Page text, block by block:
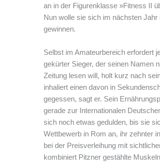
an in der Figurenklasse »Fitness II
Nun wolle sie sich im nächsten
gewinnen.
Selbst im Amateurbereich erfordert
gekürter Sieger, der seinen Namen
Zeitung lesen will, holt kurz nach
inhaliert einen davon in
gegessen, sagt er. Sein
gerade zur Internationalen
sich noch etwas gedulden, bis sie
Wettbewerb in Rom an, ihr zehnter
bei der Preisverleihung mit
kombiniert Pitzner gestählte